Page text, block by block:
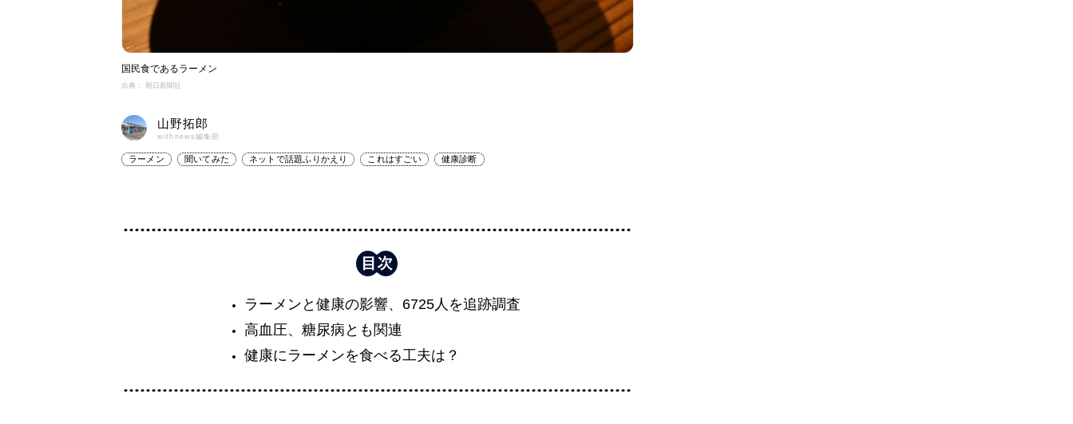
国民食であるラーメン
出典： 朝日新聞社
山野拓郎
withnews編集部
ラーメン 聞いてみた ネットで話題ふりかえり これはすごい 健康診断
ラーメンと健康の影響、6725人を追跡調査
高血圧、糖尿病とも関連
健康にラーメンを食べる工夫は？